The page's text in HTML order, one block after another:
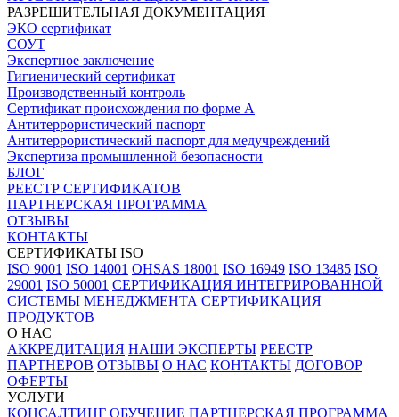
РАЗРЕШИТЕЛЬНАЯ ДОКУМЕНТАЦИЯ
ЭКО сертификат
СОУТ
Экспертное заключение
Гигиенический сертификат
Производственный контроль
Сертификат происхождения по форме А
Антитеррористический паспорт
Антитеррористический паспорт для медучреждений
Экспертиза промышленной безопасности
БЛОГ
РЕЕСТР СЕРТИФИКАТОВ
ПАРТНЕРСКАЯ ПРОГРАММА
ОТЗЫВЫ
КОНТАКТЫ
СЕРТИФИКАТЫ ISO
ISO 9001 ISO 14001 OHSAS 18001 ISO 16949 ISO 13485 ISO
29001 ISO 50001 СЕРТИФИКАЦИЯ ИНТЕГРИРОВАННОЙ
СИСТЕМЫ МЕНЕДЖМЕНТА СЕРТИФИКАЦИЯ
ПРОДУКТОВ
О НАС
АККРЕДИТАЦИЯ НАШИ ЭКСПЕРТЫ РЕЕСТР
ПАРТНЕРОВ ОТЗЫВЫ О НАС КОНТАКТЫ ДОГОВОР
ОФЕРТЫ
УСЛУГИ
КОНСАЛТИНГ ОБУЧЕНИЕ ПАРТНЕРСКАЯ ПРОГРАММА